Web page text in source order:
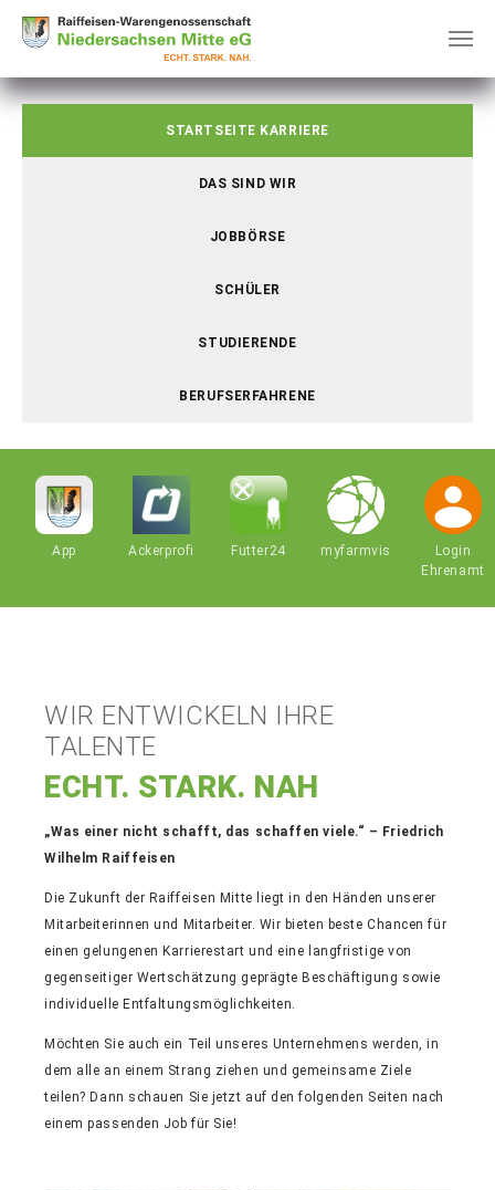
You are here:
STARTSEITE KARRIERE
DAS SIND WIR
JOBBÖRSE
SCHÜLER
STUDIERENDE
BERUFSERFAHRENE
App Ackerprofi Futter24 myfarmvis
Login
Ehrenamt
WIR ENTWICKELN IHRE
TALENTE
ECHT. STARK. NAH
„Was einer nicht schafft, das schaffen viele.“ – Friedrich
Wilhelm Raiffeisen
Die Zukunft der Raiffeisen Mitte liegt in den Händen unserer
Mitarbeiterinnen und Mitarbeiter. Wir bieten beste Chancen für
einen gelungenen Karrierestart und eine langfristige von
gegenseitiger Wertschätzung geprägte Beschäftigung sowie
individuelle Entfaltungsmöglichkeiten.
Möchten Sie auch ein Teil unseres Unternehmens werden, in
dem alle an einem Strang ziehen und gemeinsame Ziele
teilen? Dann schauen Sie jetzt auf den folgenden Seiten nach
einem passenden Job für Sie!